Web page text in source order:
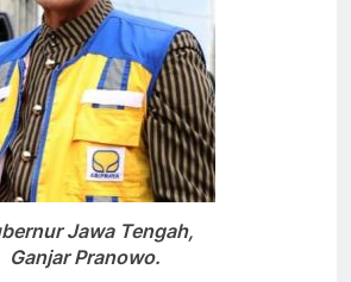
Jawa Tengah,
Ganjar Pranowo.